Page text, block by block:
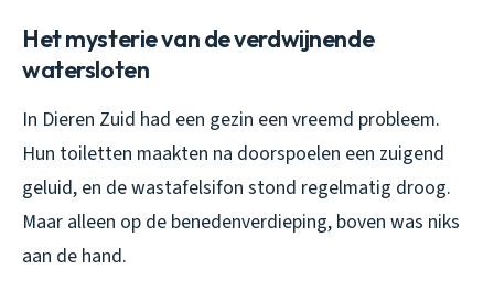
Het mysterie van de verdwijnende
watersloten
In Dieren Zuid had een gezin een vreemd probleem.
Hun toiletten maakten na doorspoelen een zuigend
geluid, en de wastafelsifon stond regelmatig droog.
Maar alleen op de benedenverdieping, boven was niks
aan de hand.